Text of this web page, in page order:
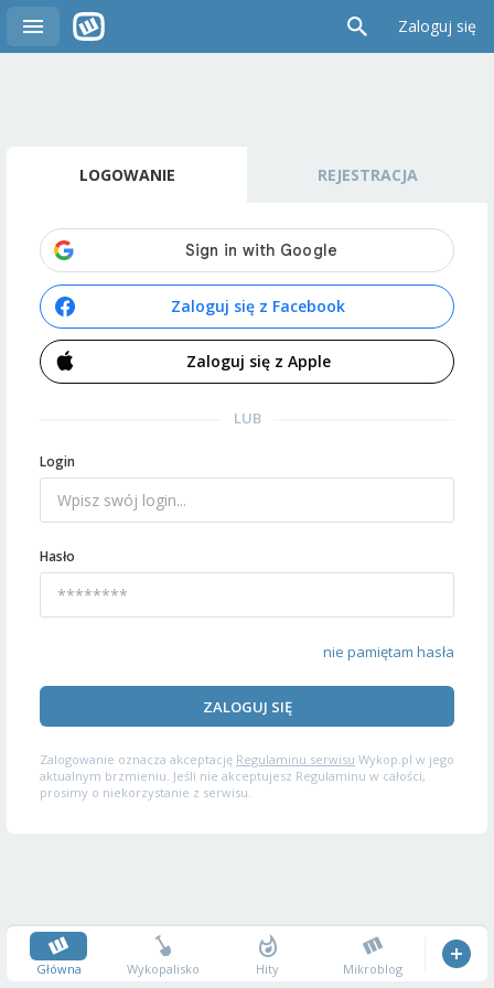
Zaloguj się
LOGOWANIE REJESTRACJA
Zaloguj się z Facebook
Zaloguj się z Apple
LUB
Login
Hasło
nie pamiętam hasła
ZALOGUJ SIĘ
Zalogowanie oznacza akceptację Regulaminu serwisu Wykop.pl w jego
aktualnym brzmieniu. Jeśli nie akceptujesz Regulaminu w całości,
prosimy o niekorzystanie z serwisu.
Główna Wykopalisko Hity Mikroblog